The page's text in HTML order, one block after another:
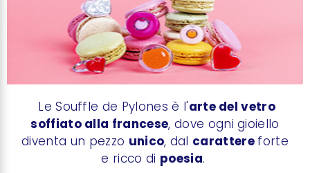
Le Souffle de Pylones è l'arte del vetro
soffiato alla francese, dove ogni gioiello
diventa un pezzo unico, dal carattere forte
e ricco di poesia.